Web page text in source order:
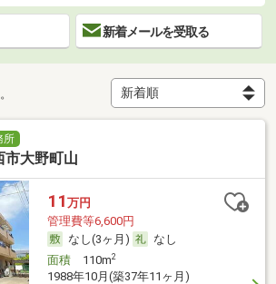
新着メールを受取る
所
市大野町山
11 万円
管理費等6,600円
なし(3ヶ月)
なし
面積110m2
1988年10月(築37年11ヶ月)